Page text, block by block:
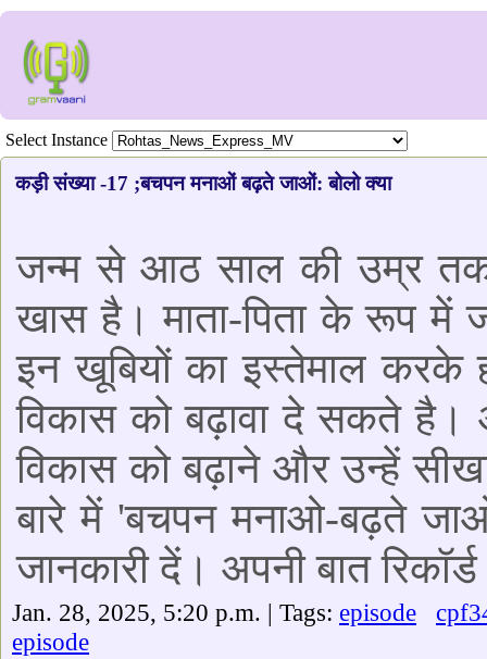
Select Instance
कड़ी संख्या -17 ;बचपन मनाओं बढ़ते जाओं: बोलो क्या
जन्म से आठ साल की उम्र
खास है। माता-पिता के रूप में
इन खूबियों का इस्तेमाल करके
विकास को बढ़ावा दे सकते
विकास को बढ़ाने और उन्हें
बारे में 'बचपन मनाओ-बढ़ते
जानकारी दें। अपनी बात
Jan. 28, 2025, 5:20 p.m. | Tags: episode
episode